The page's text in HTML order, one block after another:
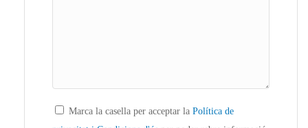
Marca la casella per acceptar la Política de